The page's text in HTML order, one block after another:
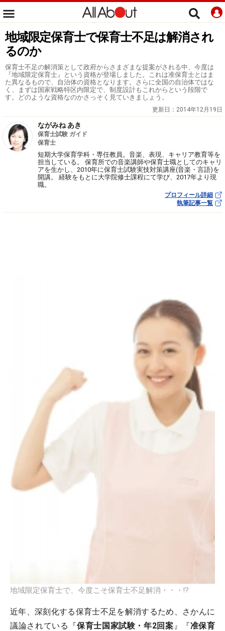
地域限定保育士で保育士不足は解消され
るのか
保育士不足の解消策として政府からさまざまな提案がされる中、今度は
『地域限定保育士』という資格が登場しました。これは准保育士とはま
た異なるもので、自治体の資格となります。さらに全国の自治体ではな
く、まずは国家戦略特区内限定で、制度設計もこれからという段階で
す。どのような資格なのかさっそく見ていきましょう。
更新日： 2014年12月19日
ながみね あき
保育士試験 ガイド
保育士
短期大学保育学科・専任教員。音楽、表現、キャリア教育等を
担当している。 保育所での音楽講師や保育士職としてのキャリ
アを生かし、2010年に保育士試験実技対策講座(音楽・言語)を
開講。 経験をもとに大学院修士課程にて学び、2017年より現
職。
プロフィール詳細
執筆記事一覧
地域限定保育士で、今度こそ保育士不足解消・・・!?
近年、深刻化する保育士不足を解消するため、さかんに
議論されている『保育士国家試験・年2回案 』『准保育